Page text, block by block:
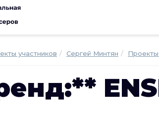
участников Сергей Минтян Проекты